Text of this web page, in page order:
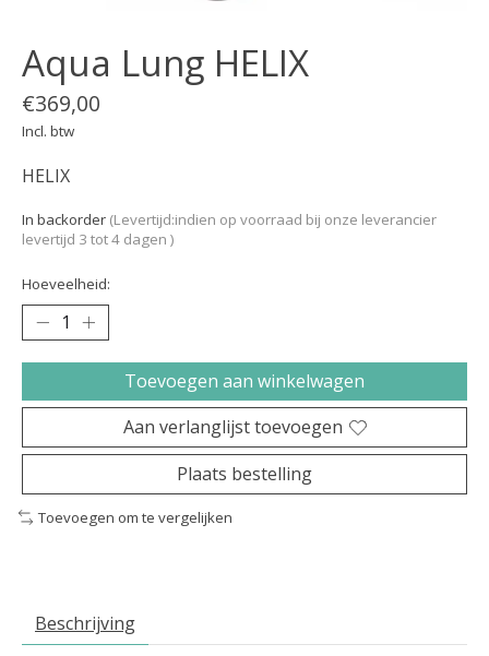
Aqua Lung HELIX
€369,00
Incl. btw
HELIX
In backorder (Levertijd:indien op voorraad bij onze leverancier
levertijd 3 tot 4 dagen )
Hoeveelheid:
Toevoegen aan winkelwagen
Aan verlanglijst toevoegen
Plaats bestelling
Toevoegen om te vergelijken
Beschrijving